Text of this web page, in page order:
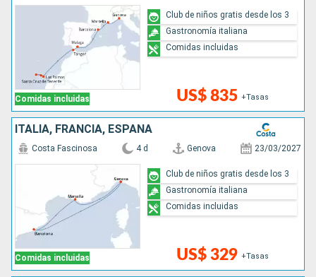
Comidas incluidas US$ 835 +Tasas
Club de niños gratis desde los 3
Gastronomía italiana
Comidas incluidas
ITALIA, FRANCIA, ESPAÑA
Comidas incluidas
Costa Fascinosa 4 d Genova 23/03/2027
US$ 329 +Tasas
Club de niños gratis desde los 3
Gastronomía italiana
Comidas incluidas